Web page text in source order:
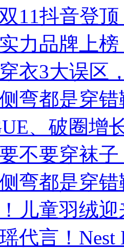
11抖音登
力品牌上
衣3大误区
弯都是穿
、破圈增
不要穿袜
弯都是穿
儿童羽绒
代言！Nest